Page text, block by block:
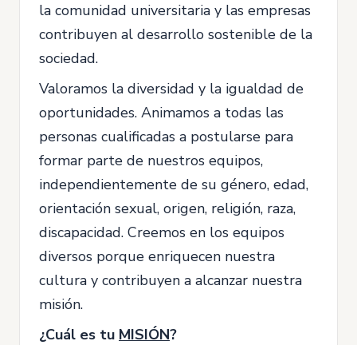
la comunidad universitaria y las empresas
contribuyen al desarrollo sostenible de la
sociedad.
Valoramos la diversidad y la igualdad de
oportunidades. Animamos a todas las
personas cualificadas a postularse para
formar parte de nuestros equipos,
independientemente de su género, edad,
orientación sexual, origen, religión, raza,
discapacidad. Creemos en los equipos
diversos porque enriquecen nuestra
cultura y contribuyen a alcanzar nuestra
misión.
¿Cuál es tu MISIÓN?